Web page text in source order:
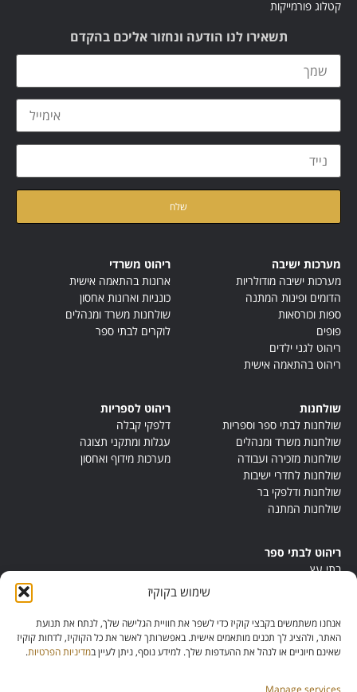
שימוש בקוקיז
אנחנו משתמשים בקבצי קוקיז כדי לשפר את חוויית הגלישה שלך, לנתח את תנועת
האתר, ולהציג לך תכנים מותאמים אישית. באפשרותך לאשר את כל הקוקיז, לדחות קוקיז
שאינם חיוניים או לנהל את ההעדפות שלך. למידע נוסף, ניתן לעיין במדיניות הפרטיות.
Manage services
קטלוג פורמייקות
תשאירו לנו הודעה ונחזור אליכם בהקדם
מערכות ישיבה
מערכות ישיבה מודולריות
הדומים ופינות המתנה
ספות וכורסאות
פופים
ריהוט לגני ילדים
ריהוט בהתאמה אישית
ריהוט משרדי
ארונות בהתאמה אישית
כונניות וארונות אחסון
שולחנות משרד ומנהלים
לוקרים לבתי ספר
שולחנות
שולחנות לבתי ספר וספריות
שולחנות משרד ומנהלים
שולחנות מזכירה ועבודה
שולחנות לחדרי ישיבות
שולחנות ודלפקי בר
שולחנות המתנה
ריהוט לספריות
דלפקי קבלה
עגלות ומתקני תצוגה
מערכות מידוף ואחסון
ריהוט לבתי ספר
בתי עץ
ריהוט מונטסורי
ריהוט אנתרופוסופי